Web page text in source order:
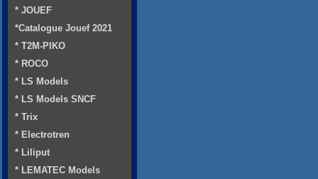
* JOUEF
*Catalogue Jouef 2021
* T2M-PIKO
* ROCO
* LS Models
* LS Models SNCF
* Trix
* Electrotren
* Liliput
* LEMATEC Models